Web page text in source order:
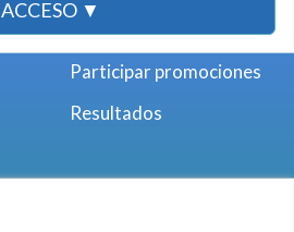
ACCESO ▼
Participar promociones
Resultados